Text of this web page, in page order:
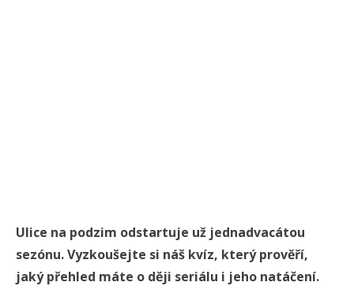
Ulice na podzim odstartuje už jednadvacátou
sezónu. Vyzkoušejte si náš kvíz, který prověří,
jaký přehled máte o ději seriálu i jeho natáčení.